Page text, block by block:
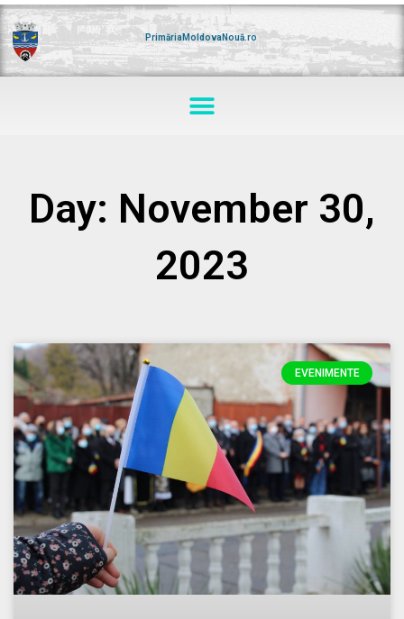
Skip
to
content
PrimăriaMoldovaNouă.ro
Menu
Day: November 30,
2023
EVENIMENTE